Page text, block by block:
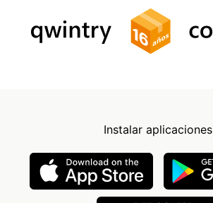
Instalar aplicaciones